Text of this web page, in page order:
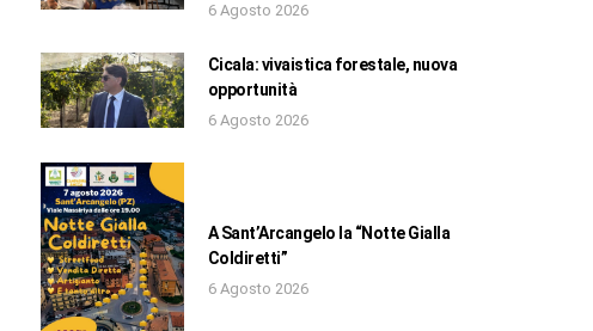
6 Agosto 2026
Cicala: vivaistica forestale, nuova
opportunità
6 Agosto 2026
A Sant’Arcangelo la “Notte Gialla
Coldiretti”
6 Agosto 2026